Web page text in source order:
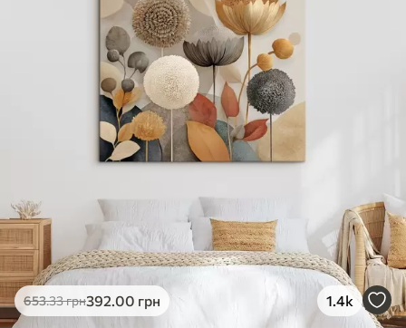
653.33грн392.00 грн 1.4k